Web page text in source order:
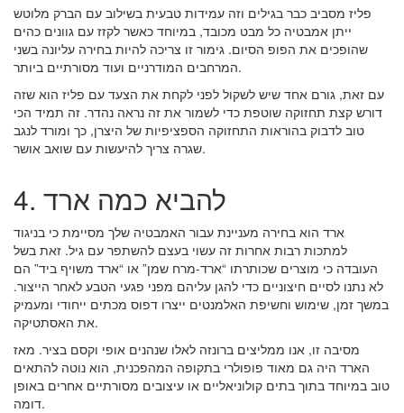
פליז מסביב כבר בגילים וזה עמידות טבעית בשילוב עם הברק מלוטש
ייתן אמבטיה כל מבט מכובד, במיוחד כאשר לקזז עם גוונים כהים
שהופכים את הפופ הסיום. גימור זו צריכה להיות בחירה עליונה בשני
המרחבים המודרניים ועוד מסורתיים ביותר.
עם זאת, גורם אחד שיש לשקול לפני לקחת את הצעד עם פליז הוא שזה
דורש קצת תחזוקה שוטפת כדי לשמור את זה נראה נהדר. זה תמיד הכי
טוב לדבוק בהוראות התחזוקה הספציפיות של היצרן, כך ומורד לנגב
שגרה צריך להיעשות עם שואב אושר.
4. להביא כמה ארד
ארד הוא בחירה מעניינת עבור האמבטיה שלך מסיימת כי בניגוד
למתכות רבות אחרות זה עשוי בעצם להשתפר עם גיל. זאת בשל
העובדה כי מוצרים שכותרתו “ארד-מרח שמן” או “ארד משויף ביד” הם
לא נתנו לסיים חיצוניים כדי להגן עליהם מפני פגעי הטבע לאחר הייצור.
במשך זמן, שימוש וחשיפת האלמנטים ייצרו דפוס מכתים ייחודי ומעמיק
את האסתטיקה.
מסיבה זו, אנו ממליצים ברונזה לאלו שנהנים אופי וקסם בציר. מאז
הארד היה גם מאוד פופולרי בתקופה המהפכנית, הוא נוטה להתאים
טוב במיוחד בתוך בתים קולוניאליים או עיצובים מסורתיים אחרים באופן
דומה.